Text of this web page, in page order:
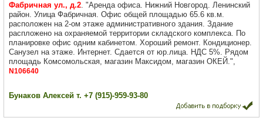
Фабричная ул., д.2. "Аренда офиса. Нижний Новгород. Ленинский
район. Улица Фабричная. Офис общей площадью 65.6 кв.м.
расположен на 2-ом этаже административного здания. Здание
распложено на охраняемой территории складского комплекса. По
планировке офис одним кабинетом. Хороший ремонт. Кондиционер.
Санузел на этаже. Интернет. Сдается от юр.лица. НДС 5%. Рядом
площадь Комсомольская, магазин Максидом, магазин ОКЕЙ.",
N106640
Бунаков Алексей т. +7 (915)-959-93-80